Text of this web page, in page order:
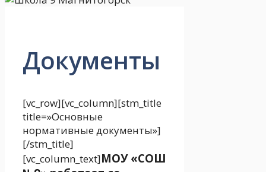
Документы
[vc_row][vc_column][stm_title
title=»Основные
нормативные документы»]
[/stm_title]
[vc_column_text]МОУ «СОШ